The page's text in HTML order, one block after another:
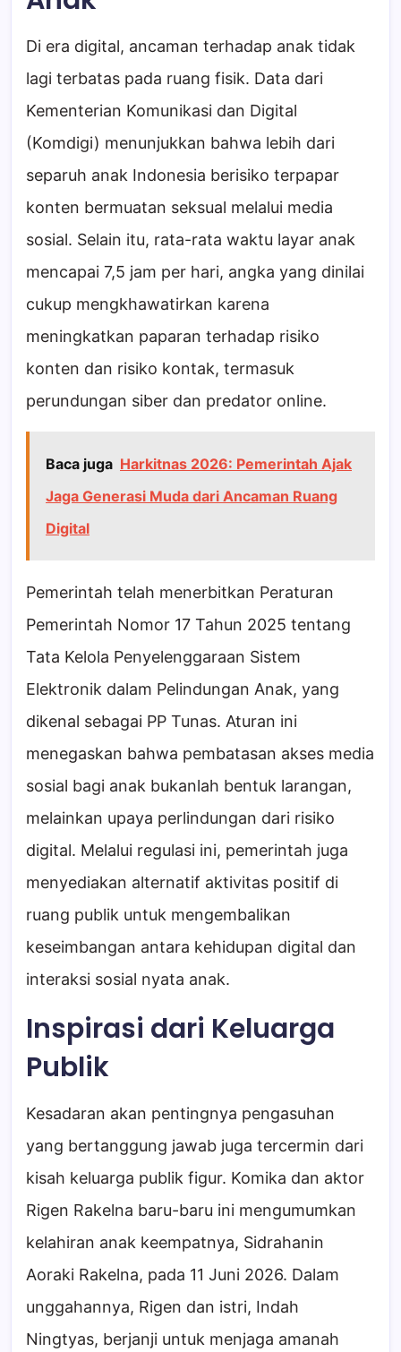
Di era digital, ancaman terhadap anak tidak
lagi terbatas pada ruang fisik. Data dari
Kementerian Komunikasi dan Digital
(Komdigi) menunjukkan bahwa lebih dari
separuh anak Indonesia berisiko terpapar
konten bermuatan seksual melalui media
sosial. Selain itu, rata-rata waktu layar anak
mencapai 7,5 jam per hari, angka yang dinilai
cukup mengkhawatirkan karena
meningkatkan paparan terhadap risiko
konten dan risiko kontak, termasuk
perundungan siber dan predator online.
Baca juga Harkitnas 2026: Pemerintah Ajak
Jaga Generasi Muda dari Ancaman Ruang
Digital
Pemerintah telah menerbitkan Peraturan
Pemerintah Nomor 17 Tahun 2025 tentang
Tata Kelola Penyelenggaraan Sistem
Elektronik dalam Pelindungan Anak, yang
dikenal sebagai PP Tunas. Aturan ini
menegaskan bahwa pembatasan akses media
sosial bagi anak bukanlah bentuk larangan,
melainkan upaya perlindungan dari risiko
digital. Melalui regulasi ini, pemerintah juga
menyediakan alternatif aktivitas positif di
ruang publik untuk mengembalikan
keseimbangan antara kehidupan digital dan
interaksi sosial nyata anak.
Inspirasi dari Keluarga
Publik
Kesadaran akan pentingnya pengasuhan
yang bertanggung jawab juga tercermin dari
kisah keluarga publik figur. Komika dan aktor
Rigen Rakelna baru-baru ini mengumumkan
kelahiran anak keempatnya, Sidrahanin
Aoraki Rakelna, pada 11 Juni 2026. Dalam
unggahannya, Rigen dan istri, Indah
Ningtyas, berjanji untuk menjaga amanah